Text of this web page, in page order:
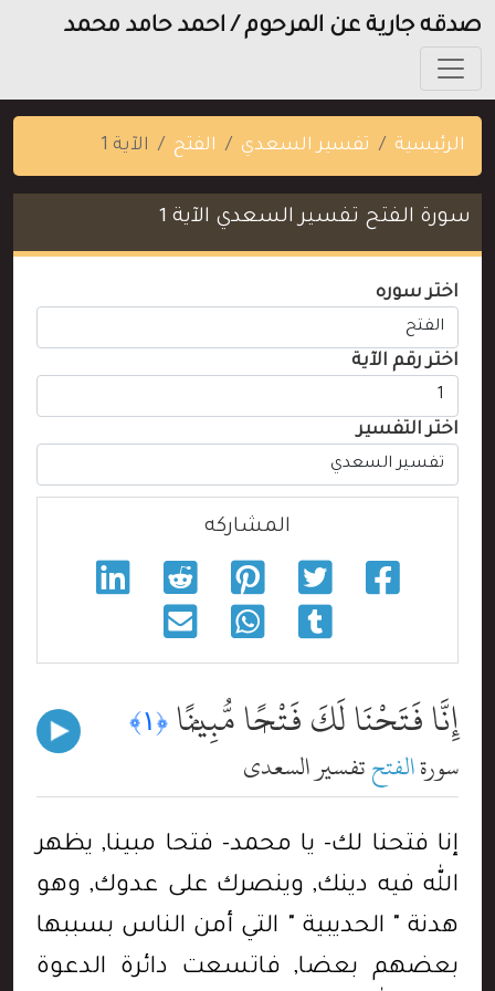
صدقه جارية عن المرحوم / احمد حامد محمد
الرئيسية تفسير السعدي الفتح الآية 1
سورة الفتح تفسير السعدي الآية 1
اختر سوره
اختر رقم الآية
اختر التفسير
المشاركه
إِنَّا فَتَحْنَا لَكَ فَتْحًۭا مُّبِينًۭا ﴿١﴾
سورةالفتحتفسير السعدي
إنا فتحنا لك- يا محمد- فتحا مبينا, يظهر
الله فيه دينك, وينصرك على عدوك, وهو
هدنة " الحديبية " التي أمن الناس بسببها
بعضهم بعضا, فاتسعت دائرة الدعوة